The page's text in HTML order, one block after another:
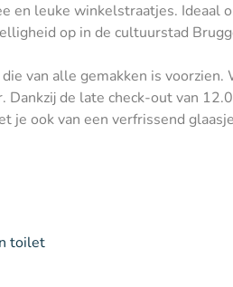
en leuke winkelstraatjes. Ideaal
op in de cultuurstad
van alle gemakken is
de late check-out van
je ook van een verfrissend
toilet